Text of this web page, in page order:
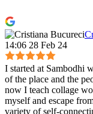
14:06 28 Feb 24
I started at Sambodhi
of the place and the
now I teach collage
myself and escape
variety of self-